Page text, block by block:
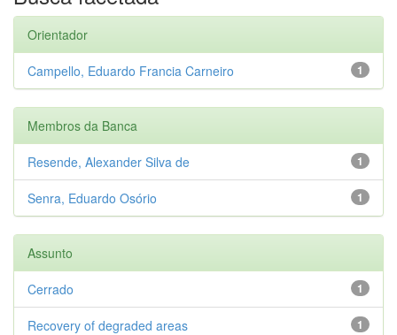
Orientador
1
Campello, Eduardo Francia Carneiro
Membros da Banca
1
Resende, Alexander Silva de
1
Senra, Eduardo Osório
Assunto
1
Cerrado
1
Recovery of degraded areas